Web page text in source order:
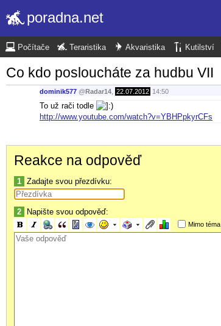
poradna.net
Počítače Teraristika Akvaristika Kutilství
Co kdo posloucháte za hudbu VII
dominik577 @Radar14 22.07.2012 14:50
To už rači todle
http://www.youtube.com/watch?v=YBHPpkyrCFs
Reakce na odpověď
1 Zadajte svou přezdívku:
2 Napište svou odpověď:
Mimo téma